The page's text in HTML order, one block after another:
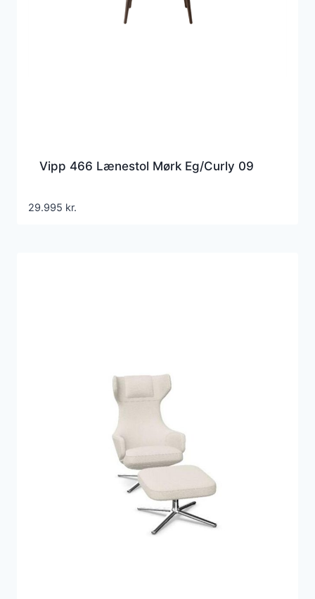
Vipp 466 Lænestol Mørk Eg/Curly 09
29.995 kr.